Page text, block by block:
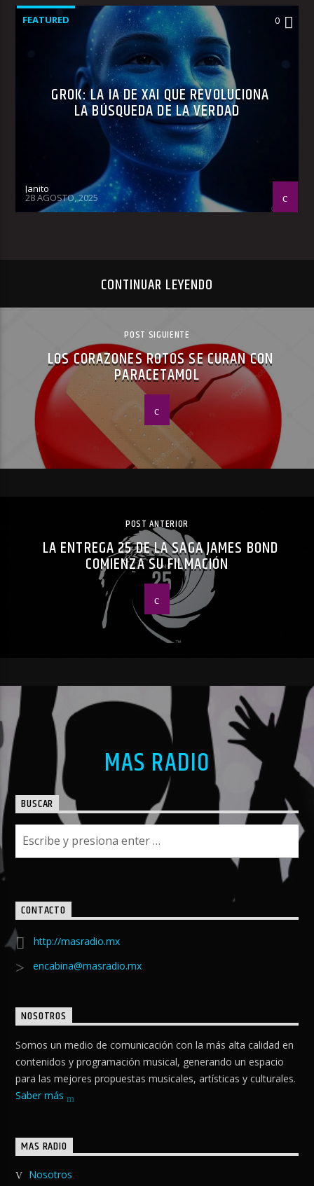
FEATURED 0
GROK: LA IA DE XAI QUE REVOLUCIONA
LA BÚSQUEDA DE LA VERDAD
Janito
28 AGOSTO, 2025
CONTINUAR LEYENDO
POST SIGUIENTE
LOS CORAZONES ROTOS SE CURAN CON
PARACETAMOL
POST ANTERIOR
LA ENTREGA 25 DE LA SAGA JAMES BOND
COMIENZA SU FILMACIÓN
MAS RADIO
BUSCAR
CONTACTO
http://masradio.mx
encabina@masradio.mx
NOSOTROS
Somos un medio de comunicación con la más alta calidad en
contenidos y programación musical, generando un espacio
para las mejores propuestas musicales, artísticas y culturales.
Saber más
MAS RADIO
Nosotros